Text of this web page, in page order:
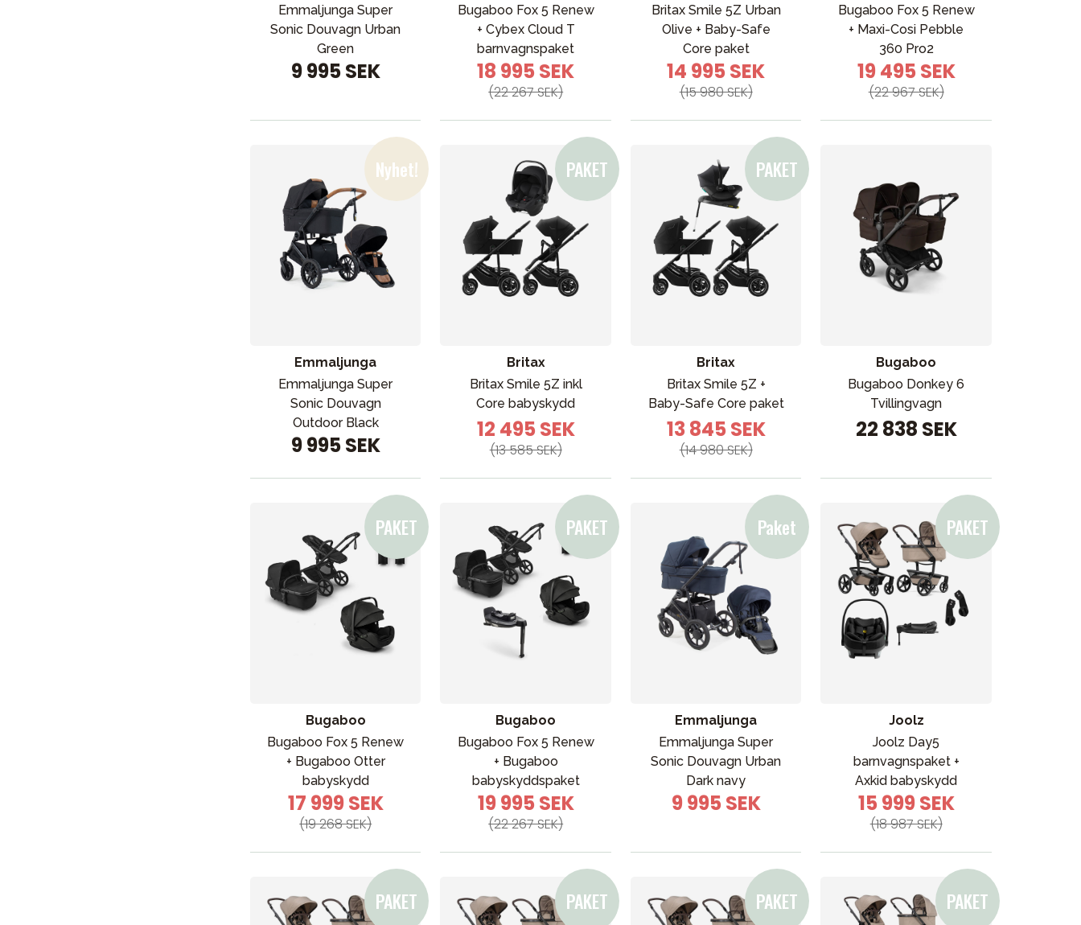
Emmaljunga Super
Sonic Douvagn Urban
Green
9 995 SEK
Bugaboo Fox 5 Renew
+ Cybex Cloud T
barnvagnspaket
18 995 SEK
(22 267 SEK)
Britax Smile 5Z Urban
Olive + Baby-Safe
Core paket
14 995 SEK
(15 980 SEK)
Bugaboo Fox 5 Renew
+ Maxi-Cosi Pebble
360 Pro2
19 495 SEK
(22 967 SEK)
Emmaljunga
Emmaljunga Super
Sonic Douvagn
Outdoor Black
9 995 SEK
Britax
Britax Smile 5Z inkl
Core babyskydd
12 495 SEK
(13 585 SEK)
Britax
Britax Smile 5Z +
Baby-Safe Core paket
13 845 SEK
(14 980 SEK)
Bugaboo
Bugaboo Donkey 6
Tvillingvagn
22 838 SEK
Bugaboo
Bugaboo Fox 5 Renew
+ Bugaboo Otter
babyskydd
17 999 SEK
(19 268 SEK)
Bugaboo
Bugaboo Fox 5 Renew
+ Bugaboo
babyskyddspaket
19 995 SEK
(22 267 SEK)
Emmaljunga
Emmaljunga Super
Sonic Douvagn Urban
Dark navy
9 995 SEK
Joolz
Joolz Day5
barnvagnspaket +
Axkid babyskydd
15 999 SEK
(18 987 SEK)
VÅRT SORTIMENT
Nyheter
Barnvagnar
Babypaket
Barn & Baby
Leksaker
Förälder
Möbler & bädd
Tillbehör
Reservdelar
Presenttips
Våra favoriter
Varumärken
Sol och bad Guider Kontakta oss Uthyrning Vår butik